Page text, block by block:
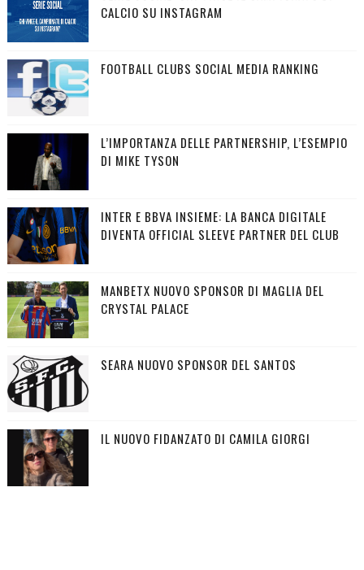
CALCIO SU INSTAGRAM
FOOTBALL CLUBS SOCIAL MEDIA RANKING
L’IMPORTANZA DELLE PARTNERSHIP, L’ESEMPIO
DI MIKE TYSON
INTER E BBVA INSIEME: LA BANCA DIGITALE
DIVENTA OFFICIAL SLEEVE PARTNER DEL CLUB
MANBETX NUOVO SPONSOR DI MAGLIA DEL
CRYSTAL PALACE
SEARA NUOVO SPONSOR DEL SANTOS
IL NUOVO FIDANZATO DI CAMILA GIORGI